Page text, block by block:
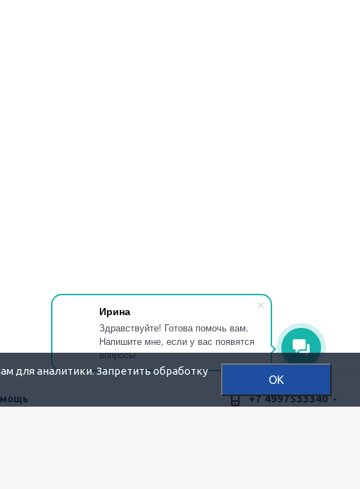
Ирина
Здравствуйте! Готова помочь вам.
Напишите мне, если у вас появятся
вопросы.
для аналитики. Запретить обработку
OK